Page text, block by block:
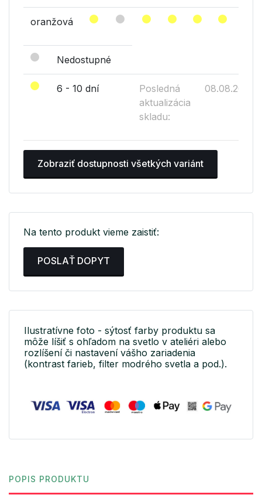
oranžová
Nedostupné
6 - 10 dní
Posledná
aktualizácia
skladu:
08.08.2026
Zobraziť dostupnosti všetkých variánt
Na tento produkt vieme zaistiť:
POSLAŤ DOPYT
Ilustratívne foto - sýtosť farby produktu sa
môže líšiť s ohľadom na svetlo v ateliéri alebo
rozlíšení či nastavení vášho zariadenia
(kontrast farieb, filter modrého svetla a pod.).
POPIS PRODUKTU